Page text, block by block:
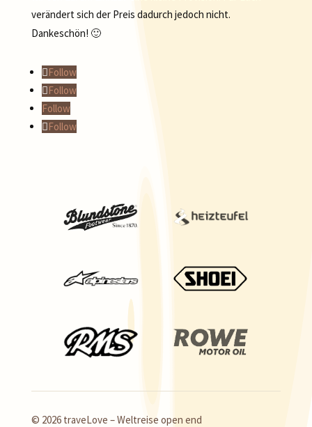
verändert sich der Preis dadurch jedoch nicht.
Dankeschön! 🙂
Follow
Follow
Follow
Follow
© 2026 traveLove – Weltreise open end